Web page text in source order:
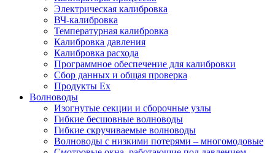
Электрическая калибровка
ВЧ-калибровка
Температурная калибровка
Калибровка давления
Калибровка расхода
Программное обеспечение для калибровки
Сбор данных и общая проверка
Продукты Ex
Волноводы
Изогнутые секции и сборочные узлы
Гибкие бесшовные волноводы
Гибкие скручиваемые волноводы
Волноводы с низкими потерями – многомодовые